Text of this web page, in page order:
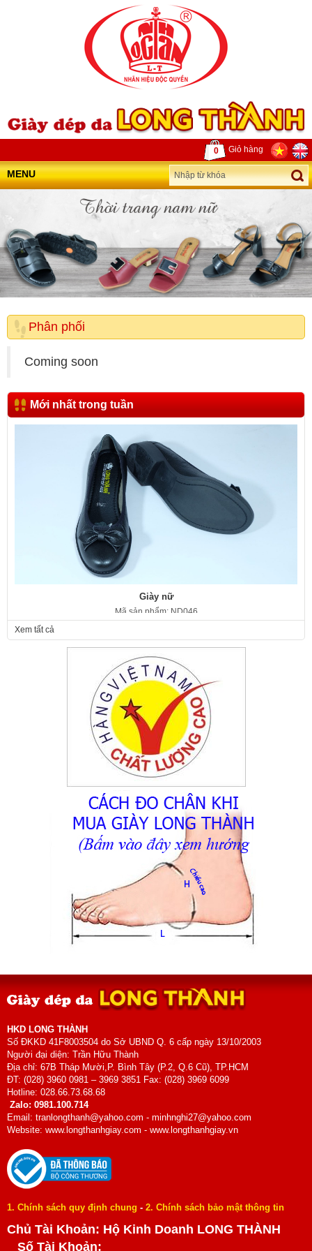
0 Giỏ hàng
MENU
Phân phối
Coming soon
Mới nhất trong tuần
Giày nữ
Mã sản phẩm: ND046
Xem tất cả
HKD LONG THÀNH
Số ĐKKD 41F8003504 do Sở UBND Q. 6 cấp ngày 13/10/2003
Người đại diện: Trần Hữu Thành
Địa chỉ: 67B Tháp Mười,P. Bình Tây (P.2, Q.6 Cũ), TP.HCM
ĐT: (028) 3960 0981 – 3969 3851 Fax: (028) 3969 6099
Hotline: 028.66.73.68.68
Zalo: 0981.100.714
Email: tranlongthanh@yahoo.com - minhnghi27@yahoo.com
Website: www.longthanhgiay.com - www.longthanhgiay.vn
1. Chính sách quy định chung - 2. Chính sách bảo mật thông tin
Chủ Tài Khoản: Hộ Kinh Doanh LONG THÀNH
Số Tài Khoản: